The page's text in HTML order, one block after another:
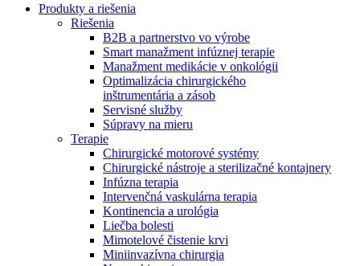
Produktový katalóg​
Objavte naše produkty. ​Navštívte produktový katalóg B.
Braun​ s našim kompletným produktovým portfóliom.​
Nefrologické ambulancie
Zostaňte v dialógu s B. Braun. Kontaktujte nás.
Produkty a riešenia
Riešenia
B2B a partnerstvo vo výrobe
Smart manažment infúznej terapie
Manažment medikácie v onkológii
Optimalizácia chirurgického
inštrumentária a zásob
Servisné služby
Súpravy na mieru
Terapie
Chirurgické motorové systémy
Chirurgické nástroje a sterilizačné kontajnery
Infúzna terapia
Intervenčná vaskulárna terapia
Kontinencia a urológia
Liečba bolesti
Mimotelové čistenie krvi
Miniinvazívna chirurgia